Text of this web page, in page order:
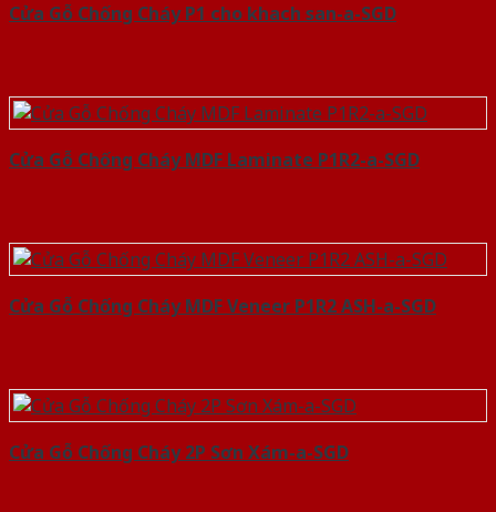
Cửa Gỗ Chống Cháy P1 cho khach san-a-SGD
Cửa Gỗ Chống Cháy MDF Laminate P1R2-a-SGD
Cửa Gỗ Chống Cháy MDF Veneer P1R2 ASH-a-SGD
Cửa Gỗ Chống Cháy 2P Sơn Xám-a-SGD